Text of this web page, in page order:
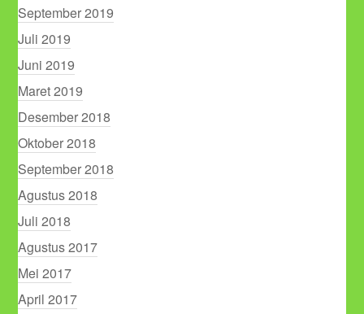
September 2019
Juli 2019
Juni 2019
Maret 2019
Desember 2018
Oktober 2018
September 2018
Agustus 2018
Juli 2018
Agustus 2017
Mei 2017
April 2017